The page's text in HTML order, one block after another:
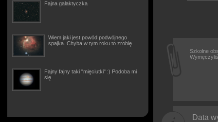
Fajna galaktyczka
Wiem jaki jest powód podwójnego
spajka. Chyba w tym roku to zrobię
Fajny fajny taki "mięciutki" :) Podoba mi
się.
Szkolne
Data